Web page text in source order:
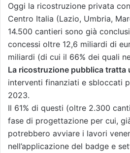
Oggi la ricostruzione privata
Centro Italia (Lazio, Umbria,
14.500 cantieri sono già
concessi oltre 12,6 miliardi di
miliardi (di cui il 66% dei quali
La ricostruzione pubblica tratta
interventi finanziati e sbloccati
2023.
Il 61% di questi (oltre 2.300
fase di progettazione per cui,
potrebbero avviare i lavori
nell’applicazione del badge e